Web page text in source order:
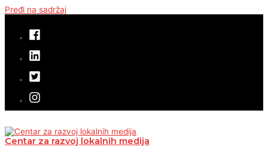
Pređi na sadržaj
Centar za razvoj lokalnih medija